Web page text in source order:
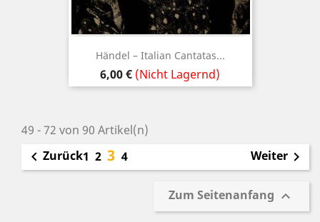
Händel – Italian Cantatas...
Preis
6,00 € (Nicht Lagernd)
49 - 72 von 90 Artikel(n)
 Zurück1 2 3 4 Weiter 
Zum Seitenanfang 